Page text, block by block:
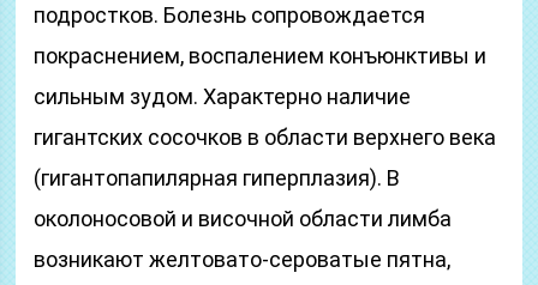
подростков. Болезнь сопровождается
покраснением, воспалением конъюнктивы и
сильным зудом. Характерно наличие
гигантских сосочков в области верхнего века
(гигантопапилярная гиперплазия). В
околоносовой и височной области лимба
возникают желтовато-сероватые пятна,